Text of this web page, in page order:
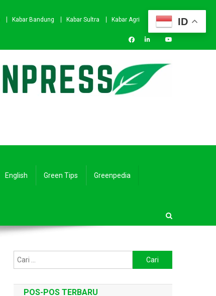
Kabar Bandung Kabar Sultra
Kabar Agri
English Green Tips Greenpedia
untuk:
POS-POS TERBARU
ID